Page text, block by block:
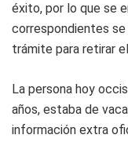
éxito, por lo que se
correspondientes
trámite para retirar
La persona hoy
años, estaba de
información extra